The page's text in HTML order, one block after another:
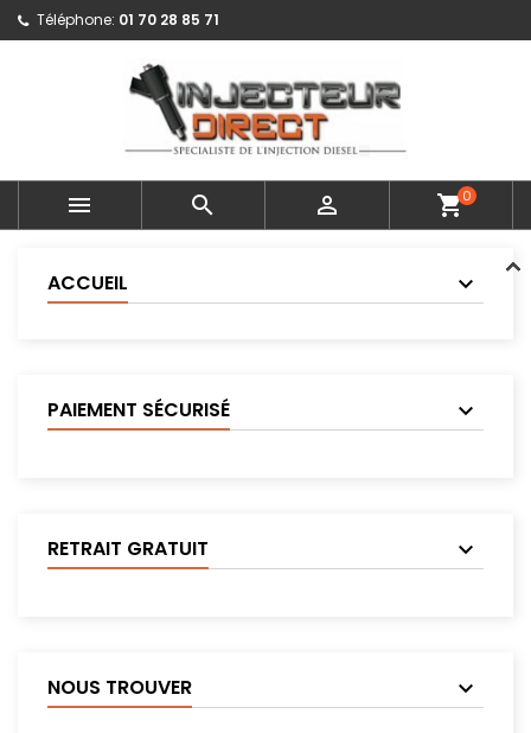
Téléphone: 01 70 28 85 71
   shopping_cart0
ACCUEIL
PAIEMENT SÉCURISÉ
RETRAIT GRATUIT
NOUS TROUVER